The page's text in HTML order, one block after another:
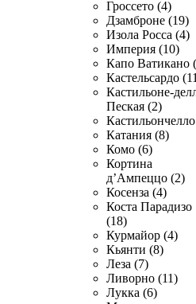
Гроссето (4)
Дзамброне (19)
Изола Росса (4)
Империя (10)
Капо Ватикано
Кастельсардо
Кастильоне-
Пеская (2)
Катания (8)
Комо (6)
Кортина
д’Ампеццо (2)
Косенза (4)
Коста Парадизо
(18)
Курмайор (4)
Кьянти (8)
Леза (7)
Ливорно (11)
Лукка (6)